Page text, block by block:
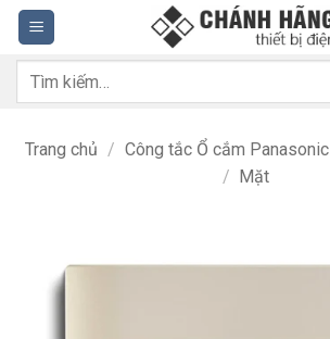
Bỏ
qua
nội
dung
Tìm
Trang chủ / Công tắc Ổ cắm Panasonic
/ Mặt